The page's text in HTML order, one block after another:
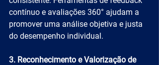
contínuo e avaliações 360° ajudam a
promover uma análise objetiva e justa
do desempenho individual.
3. Reconhecimento e Valorização de